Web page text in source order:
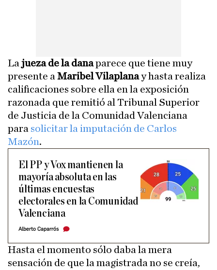
La jueza de la danaparece que tiene muy
presente a Maribel Vilaplanay hasta realiza
calificaciones sobre ella en la exposición
razonada que remitió al Tribunal Superior
de Justicia de la Comunidad Valenciana
para solicitar la imputación de Carlos
Mazón.
El PP y Vox mantienen la
mayoría absoluta en las
últimas encuestas
electorales en la Comunidad
Valenciana
Alberto Caparrós
Hasta el momento sólo daba la mera
sensación de que la magistrada no se creía,